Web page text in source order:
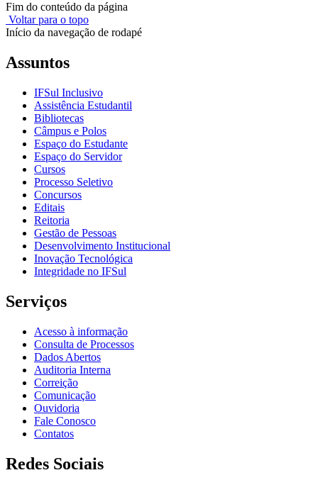
Fim do conteúdo da página
Voltar para o topo
Início da navegação de rodapé
Assuntos
IFSul Inclusivo
Assistência Estudantil
Bibliotecas
Câmpus e Polos
Espaço do Estudante
Espaço do Servidor
Cursos
Processo Seletivo
Concursos
Editais
Reitoria
Gestão de Pessoas
Desenvolvimento Institucional
Inovação Tecnológica
Integridade no IFSul
Serviços
Acesso à informação
Consulta de Processos
Dados Abertos
Auditoria Interna
Correição
Comunicação
Ouvidoria
Fale Conosco
Contatos
Redes Sociais